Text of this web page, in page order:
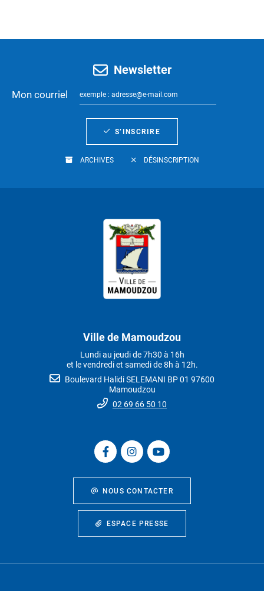
Newsletter
Mon courriel
S’INSCRIRE
ARCHIVES DÉSINSCRIPTION
Ville de Mamoudzou
Lundi au jeudi de 7h30 à 16h
et le vendredi et samedi de 8h à 12h.
Boulevard Halidi SELEMANI BP 01 97600
Mamoudzou
02 69 66 50 10
NOUS CONTACTER
ESPACE PRESSE